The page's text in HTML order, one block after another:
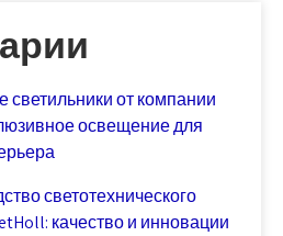
от компании
освещение для
светотехнического
качество и инновации